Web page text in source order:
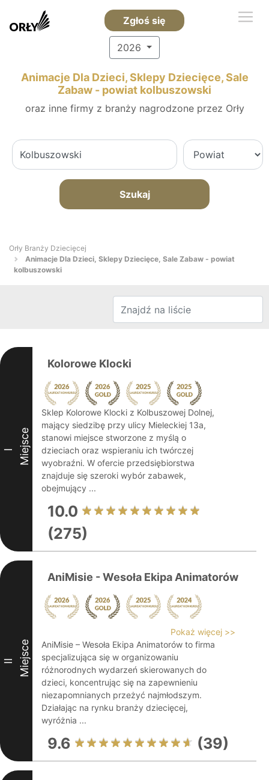
Zgłoś się
2026
Animacje Dla Dzieci, Sklepy Dziecięce, Sale
Zabaw - powiat kolbuszowski
oraz inne firmy z branży nagrodzone przez Orły
Szukaj
Orły Branży Dziecięcej
Animacje Dla Dzieci, Sklepy Dziecięce, Sale Zabaw - powiat
kolbuszowski
I Miejsce
Kolorowe Klocki
Sklep Kolorowe Klocki z Kolbuszowej Dolnej,
mający siedzibę przy ulicy Mieleckiej 13a,
stanowi miejsce stworzone z myślą o
dzieciach oraz wspieraniu ich twórczej
wyobraźni. W ofercie przedsiębiorstwa
znajduje się szeroki wybór zabawek,
obejmujący ...
10.0
(275)
II Miejsce
AniMisie - Wesoła Ekipa Animatorów
Pokaż więcej >>
AniMisie – Wesoła Ekipa Animatorów to firma
specjalizująca się w organizowaniu
różnorodnych wydarzeń skierowanych do
dzieci, koncentrując się na zapewnieniu
niezapomnianych przeżyć najmłodszym.
Działając na rynku branży dziecięcej,
wyróżnia ...
9.6 (39)